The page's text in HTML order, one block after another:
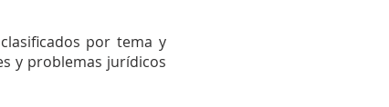
por tema y
y problemas jurídicos